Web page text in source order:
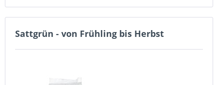
Sattgrün - von Frühling bis Herbst